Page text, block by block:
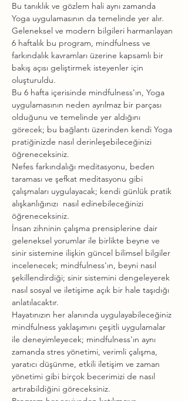
Bu tanıklık ve gözlem hali aynı zamanda
Yoga uygulamasının da temelinde yer alır.
Geleneksel ve modern bilgileri harmanlayan
6 haftalık bu program, mindfulness ve
farkındalık kavramları üzerine kapsamlı bir
bakış açısı geliştirmek isteyenler için
oluşturuldu.
Bu 6 hafta içerisinde mindfulness'ın, Yoga
uygulamasının neden ayrılmaz bir parçası
olduğunu ve temelinde yer aldığını
görecek; bu bağlantı üzerinden kendi Yoga
pratiğinizde nasıl derinleşebileceğinizi
öğreneceksiniz.
Nefes farkındalığı meditasyonu, beden
taraması ve şefkat meditasyonu gibi
çalışmaları uygulayacak; kendi günlük pratik
alışkanlığınızı  nasıl edinebileceğinizi
öğreneceksiniz.
İnsan zihninin çalışma prensiplerine dair
geleneksel yorumlar ile birlikte beyne ve
sinir sistemine ilişkin güncel bilimsel bilgiler
incelenecek; mindfulness'ın, beyni nasıl
şekillendirdiği; sinir sistemini dengeleyerek
nasıl sosyal ve iletişime açık bir hale taşıdığı
anlatılacaktır.
Hayatınızın her alanında uygulayabileceğiniz
mindfulness yaklaşımını çeşitli uygulamalar
ile deneyimleyecek; mindfulness'ın aynı
zamanda stres yönetimi, verimli çalışma,
yaratıcı düşünme, etkili iletişim ve zaman
yönetimi gibi birçok becerimizi de nasıl
artırabildiğini göreceksiniz.